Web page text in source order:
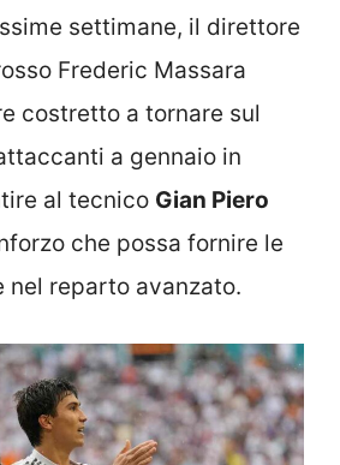
settimane, il direttore
Frederic Massara
costretto a tornare sul
a gennaio in
al tecnico Gian Piero
che possa fornire le
nel reparto avanzato.